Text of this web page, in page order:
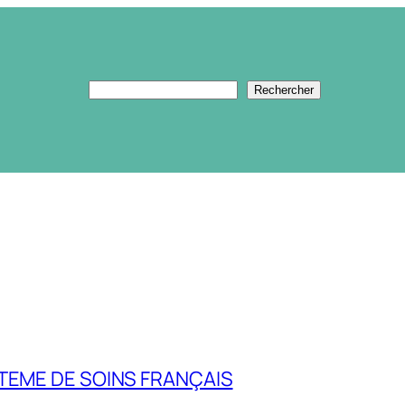
Rechercher Rechercher
DE SOINS FRANÇAIS